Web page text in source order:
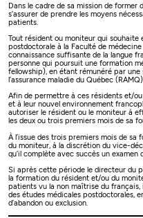
Dans le cadre de sa mission de former
s’assurer de prendre les moyens
patients.
Tout résident ou moniteur qui
postdoctorale à la Faculté de
connaissance suffisante de la langue
personne qui poursuit une formation
fellowship), en étant rémunéré par
l’assurance maladie du Québec
Afin de permettre à ces résidents et/
et à leur nouvel environnement
autoriser le résident ou le moniteur à
les deux ou trois premiers mois de sa
À l’issue des trois premiers mois de
du moniteur, à la discrétion du vice-
qu’il complète avec succès un examen
Si après cette période le directeur du
la formation du résident et/ou du
patients vu la non maîtrise du
des études médicales postdoctorales,
d’abandon ou exclusion.